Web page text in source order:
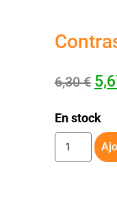
6,30€
En stock